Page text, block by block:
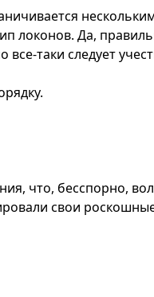
локонов. Да,
все-таки следует
что, бесспорно,
свои